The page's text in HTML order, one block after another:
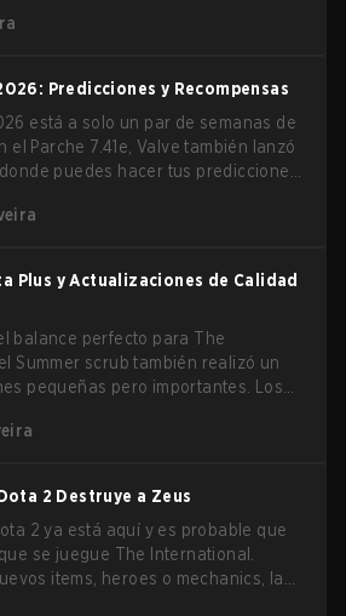
eterna.
Predicciones y Recompensas
está a solo un par de semanas de
el Parche 7.41e, Valve también lanzó
puedes hacer tus predicciones
Plus y Actualizaciones de Calidad
balance perfecto para The
Summer scrub también realizó un
pequeñas pero importantes. Los
y ahora todos los jugadores
2 Destruye a Zeus
2 ya está aquí y es probable que
se juegue The International.
items, heroes o mechanics, la